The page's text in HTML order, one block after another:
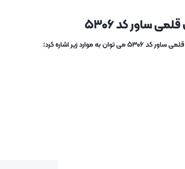
ساور کد ۵۳۰۶
موارد زیر اشاره کرد: